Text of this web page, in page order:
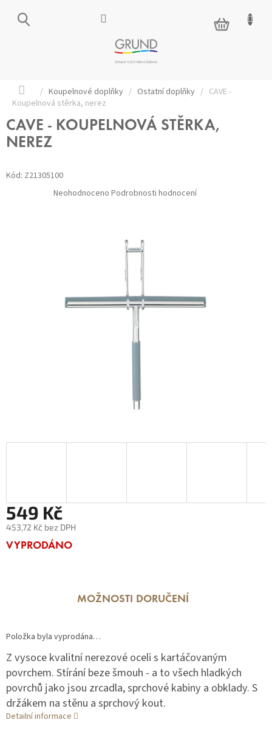
NÁKUPNÍ
KOŠÍK
Domů
/ Koupelnové doplňky / Ostatní doplňky / CAVE -
Koupelnová stěrka, nerez
CAVE - KOUPELNOVÁ STĚRKA,
NEREZ
Kód: Z21305100
Průměrné
hodnocení
Neohodnoceno Podrobnosti hodnocení
549 Kč
453,72 Kč bez DPH
Měrná
VYPRODÁNO
MOŽNOSTI DORUČENÍ
Položka byla vyprodána…
Z vysoce kvalitní nerezové oceli s kartáčovaným
povrchem. Stírání beze šmouh - a to všech hladkých
povrchů jako jsou zrcadla, sprchové kabiny a obklady. S
držákem na stěnu a sprchový kout.
Detailní informace